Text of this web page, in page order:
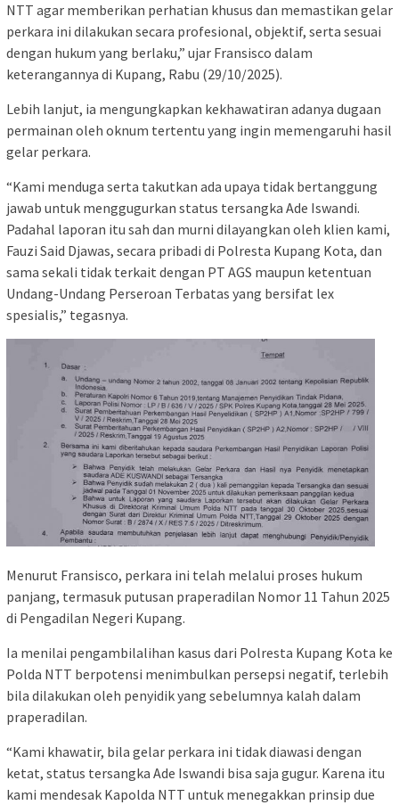
NTT agar memberikan perhatian khusus dan memastikan gelar
perkara ini dilakukan secara profesional, objektif, serta sesuai
dengan hukum yang berlaku,” ujar Fransisco dalam
keterangannya di Kupang, Rabu (29/10/2025).
Lebih lanjut, ia mengungkapkan kekhawatiran adanya dugaan
permainan oleh oknum tertentu yang ingin memengaruhi hasil
gelar perkara.
“Kami menduga serta takutkan ada upaya tidak bertanggung
jawab untuk menggugurkan status tersangka Ade Iswandi.
Padahal laporan itu sah dan murni dilayangkan oleh klien kami,
Fauzi Said Djawas, secara pribadi di Polresta Kupang Kota, dan
sama sekali tidak terkait dengan PT AGS maupun ketentuan
Undang-Undang Perseroan Terbatas yang bersifat lex
spesialis,” tegasnya.
Menurut Fransisco, perkara ini telah melalui proses hukum
panjang, termasuk putusan praperadilan Nomor 11 Tahun 2025
di Pengadilan Negeri Kupang.
Ia menilai pengambilalihan kasus dari Polresta Kupang Kota ke
Polda NTT berpotensi menimbulkan persepsi negatif, terlebih
bila dilakukan oleh penyidik yang sebelumnya kalah dalam
praperadilan.
“Kami khawatir, bila gelar perkara ini tidak diawasi dengan
ketat, status tersangka Ade Iswandi bisa saja gugur. Karena itu
kami mendesak Kapolda NTT untuk menegakkan prinsip due